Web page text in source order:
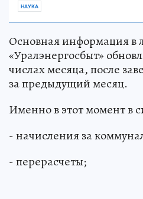
НАУКА
Основная информация в
«Уралэнергосбыт»
числах месяца, после
за предыдущий месяц.
Именно в этот момент в
- начисления за
- перерасчеты;